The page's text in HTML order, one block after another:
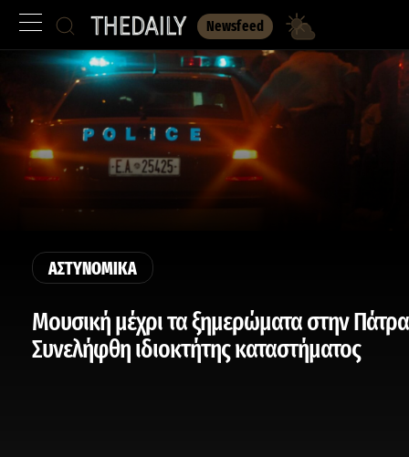
Newsfeed
ΑΣΤΥΝΟΜΙΚΑ
Μουσική μέχρι τα ξημερώματα στην
Συνελήφθη ιδιοκτήτης καταστήματος